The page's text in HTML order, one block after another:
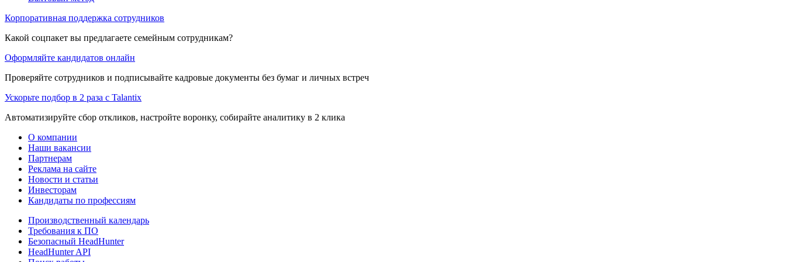
Корпоративная поддержка сотрудников
Какой соцпакет вы предлагаете семейным сотрудникам?
Оформляйте кандидатов онлайн
Проверяйте сотрудников и подписывайте кадровые документы без бумаг и личных встреч
Ускорьте подбор в 2 раза с Talantix
Автоматизируйте сбор откликов, настройте воронку, собирайте аналитику в 2 клика
О компании
Наши вакансии
Партнерам
Реклама на сайте
Новости и статьи
Инвесторам
Кандидаты по профессиям
Производственный календарь
Требования к ПО
Безопасный HeadHunter
HeadHunter API